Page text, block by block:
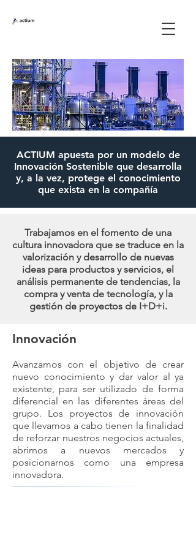
ACTIUM apuesta por un modelo de
Innovación Sostenible que desarrolla
y, a la vez, protege el conocimiento
que exista en la compañía
Trabajamos en el fomento de una
cultura innovadora que se traduce en la
valorización y desarrollo de nuevas
ideas para productos y servicios, el
análisis permanente de tendencias, la
compra y venta de tecnología, y la
gestión de proyectos de I+D+i.
Innovación
Avanzamos con el objetivo de crear
nuevo conocimiento y dar valor al ya
existente, para ser utilizado de forma
diferencial en las diferentes áreas del
grupo. Los proyectos de innovación
que llevamos a cabo tienen la finalidad
de reforzar nuestros negocios actuales,
abrirnos a nuevos mercados y
posicionarnos como una empresa
innovadora.